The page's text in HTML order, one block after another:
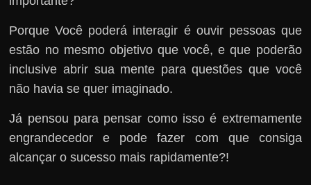
Porque Você poderá interagir é ouvir pessoas que
estão no mesmo objetivo que você, e que poderão
inclusive abrir sua mente para questões que você
não havia se quer imaginado.
Já pensou para pensar como isso é extremamente
engrandecedor e pode fazer com que consiga
alcançar o sucesso mais rapidamente?!